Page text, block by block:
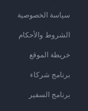
سياسة الخصوصية
الشروط والأحكام
خريطة الموقع
برنامج شركاء
برنامج السفير